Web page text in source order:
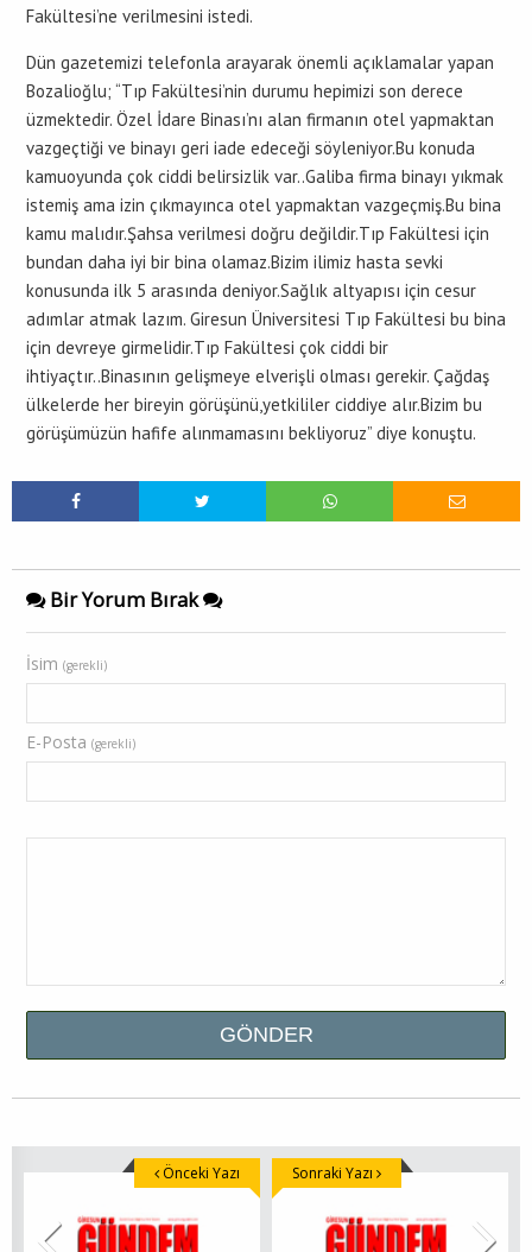
Fakültesi’ne verilmesini istedi.
Dün gazetemizi telefonla arayarak önemli açıklamalar yapan
Bozalioğlu; “Tıp Fakültesi’nin durumu hepimizi son derece
üzmektedir. Özel İdare Binası’nı alan firmanın otel yapmaktan
vazgeçtiği ve binayı geri iade edeceği söyleniyor.Bu konuda
kamuoyunda çok ciddi belirsizlik var..Galiba firma binayı yıkmak
istemiş ama izin çıkmayınca otel yapmaktan vazgeçmiş.Bu bina
kamu malıdır.Şahsa verilmesi doğru değildir.Tıp Fakültesi için
bundan daha iyi bir bina olamaz.Bizim ilimiz hasta sevki
konusunda ilk 5 arasında deniyor.Sağlık altyapısı için cesur
adımlar atmak lazım. Giresun Üniversitesi Tıp Fakültesi bu bina
için devreye girmelidir.Tıp Fakültesi çok ciddi bir
ihtiyaçtır..Binasının gelişmeye elverişli olması gerekir. Çağdaş
ülkelerde her bireyin görüşünü,yetkililer ciddiye alır.Bizim bu
görüşümüzün hafife alınmamasını bekliyoruz” diye konuştu.
Bir Yorum Bırak
İsim (gerekli)
E-Posta (gerekli)
Önceki Yazı Sonraki Yazı